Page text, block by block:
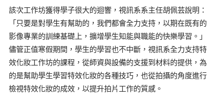
該次工作坊獲得學子很大的迴響，視訊系系主任胡佩芸說明：
「只要是對學生有幫助的，我們都會全力支持，以期在既有的
影像專業的訓練基礎上，擴增學生知能與職能的快樂學習。」
儘管正值寒假期間，學生的學習也不中斷，視訊系全力支持特
效化妝工作坊的課程，從師資與設備的支援到材料的提供，為
的是幫助學生學習特效化妝的各種技巧，也從拍攝的角度進行
檢視特效化妝的成效，以提升拍片工作的質感。